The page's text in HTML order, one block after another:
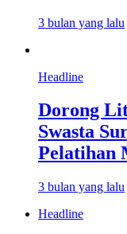
3 bulan yang lalu
Headline
Dorong
Swasta
Pelatihan
3 bulan yang lalu
Headline